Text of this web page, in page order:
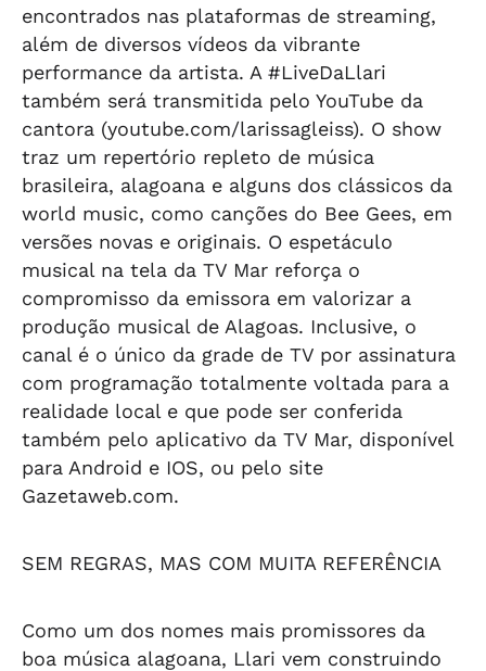
encontrados nas plataformas de streaming,
além de diversos vídeos da vibrante
performance da artista. A #LiveDaLlari
também será transmitida pelo YouTube da
cantora (youtube.com/larissagleiss). O show
traz um repertório repleto de música
brasileira, alagoana e alguns dos clássicos da
world music, como canções do Bee Gees, em
versões novas e originais. O espetáculo
musical na tela da TV Mar reforça o
compromisso da emissora em valorizar a
produção musical de Alagoas. Inclusive, o
canal é o único da grade de TV por assinatura
com programação totalmente voltada para a
realidade local e que pode ser conferida
também pelo aplicativo da TV Mar, disponível
para Android e IOS, ou pelo site
Gazetaweb.com.
SEM REGRAS, MAS COM MUITA REFERÊNCIA
Como um dos nomes mais promissores da
boa música alagoana, Llari vem construindo